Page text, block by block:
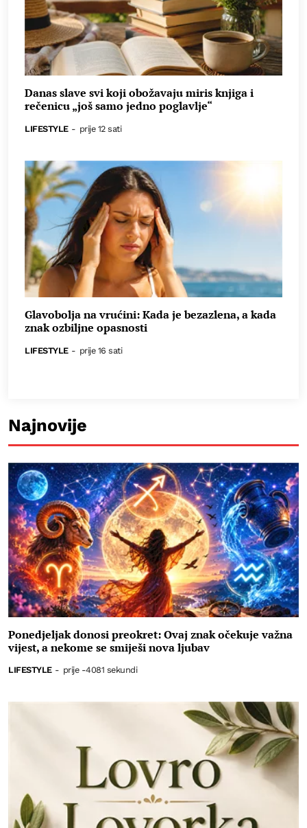
Danas slave svi koji obožavaju miris knjiga i
rečenicu „još samo jedno poglavlje“
LIFESTYLE - prije 12 sati
Glavobolja na vrućini: Kada je bezazlena, a kada
znak ozbiljne opasnosti
LIFESTYLE - prije 16 sati
Najnovije
Ponedjeljak donosi preokret: Ovaj znak očekuje važna
vijest, a nekome se smiješi nova ljubav
LIFESTYLE - prije -4081 sekundi